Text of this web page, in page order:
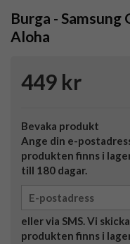
Burga - Samsung
Aloha
449 kr
Bevaka produkt
Ange din e-
produkten finns i
till 180 dagar.
eller via SMS. Vi
produkten finns i